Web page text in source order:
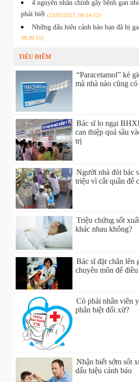
4 nguyên nhân chính gây bệnh gan
phải biết (23/05/2017, 08:14:12)
Những dấu hiệu cảnh báo bạn đã bị
08:39:51)
TIÊU ĐIỂM
“Paracetamol” kẻ
mà nhà nào cũng có
Bác sĩ lo ngại
can thiệp quá sâu
trị
Người nhà đòi bác
triệu vì cắt quần để
Triệu chứng sốt
khác nhau không?
Bác sĩ đặt chân lên
chuyên môn để
Có phải nhân viên
phân biệt đối xử?
Nhận biết sớm sốt
dấu hiệu cảnh báo